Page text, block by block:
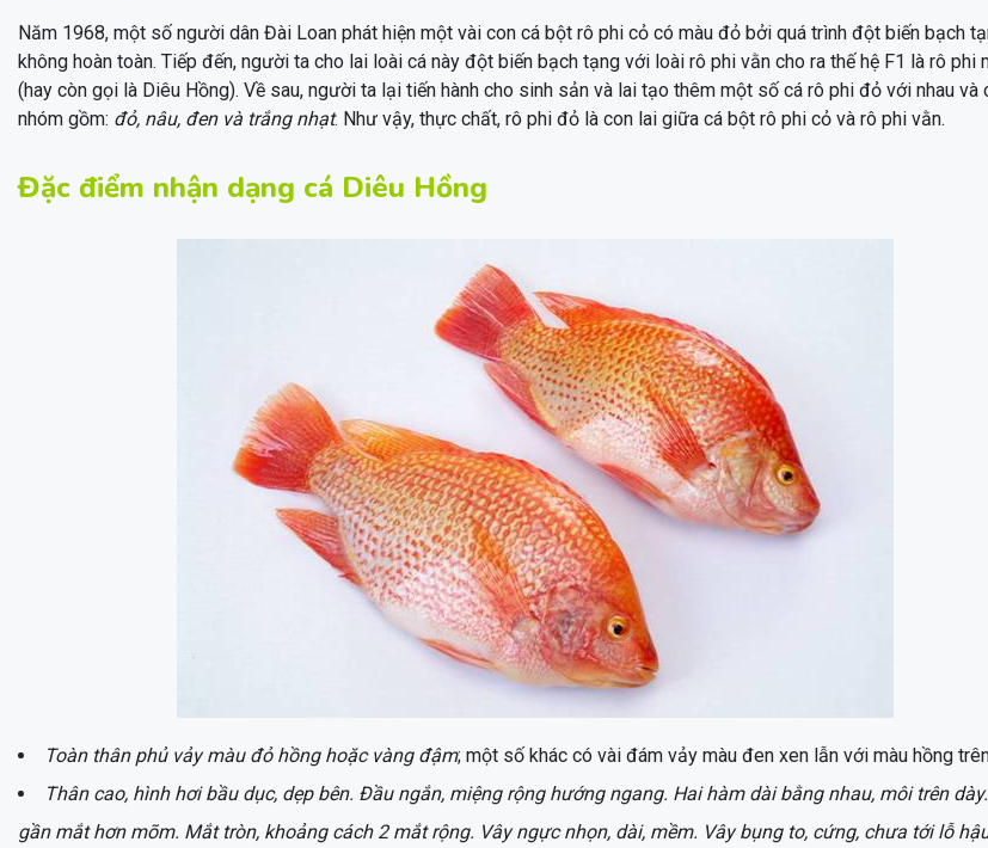
Năm 1968, một số người dân Đài Loan phát hiện một vài con cá bột rô phi cỏ có màu đỏ bởi quá trình đột biến bạch
không hoàn toàn. Tiếp đến, người ta cho lai loài cá này đột biến bạch tạng với loài rô phi vằn cho ra thế hệ F1 là rô phi
(hay còn gọi là Diêu Hồng). Về sau, người ta lại tiến hành cho sinh sản và lai tạo thêm một số cá rô phi đỏ với nhau và
nhóm gồm: đỏ, nâu, đen và trắng nhạt. Như vậy, thực chất, rô phi đỏ là con lai giữa cá bột rô phi cỏ và rô phi vằn.
Đặc điểm nhận dạng cá Diêu Hồng
Toàn thân phủ vảy màu đỏ hồng hoặc vàng đậm; một số khác có vài đám vảy màu đen xen lẫn với màu hồng
Thân cao, hình hơi bầu dục, dẹp bên. Đầu ngắn, miệng rộng hướng ngang. Hai hàm dài bằng nhau, môi trên
gần mắt hơn mõm. Mắt tròn, khoảng cách 2 mắt rộng. Vây ngực nhọn, dài, mềm. Vây bụng to, cứng, chưa tới lỗ